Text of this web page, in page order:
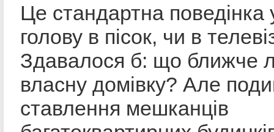
Це стандартна поведінка
голову в пісок, чи в
Здавалося б: що ближче
власну домівку? Але
ставлення мешканців